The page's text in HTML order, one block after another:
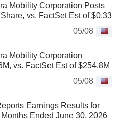
Mobility Corporation Posts
vs. FactSet Est of $0.33
05/08
Mobility Corporation
vs. FactSet Est of $254.8M
05/08
Earnings Results for
Ended June 30, 2026